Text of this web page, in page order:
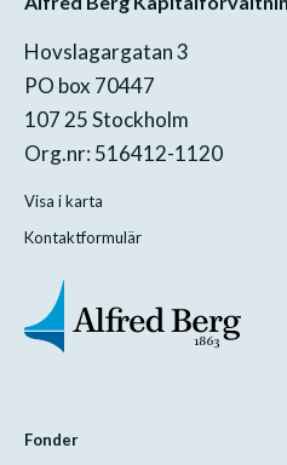
Hovslagargatan 3
PO box 70447
107 25 Stockholm
Org.nr: 516412-1120
Visa i karta
Kontaktformulär
Fonder